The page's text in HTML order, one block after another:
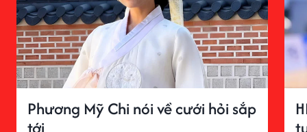
Phương Mỹ Chi nói về cưới hỏi sắp